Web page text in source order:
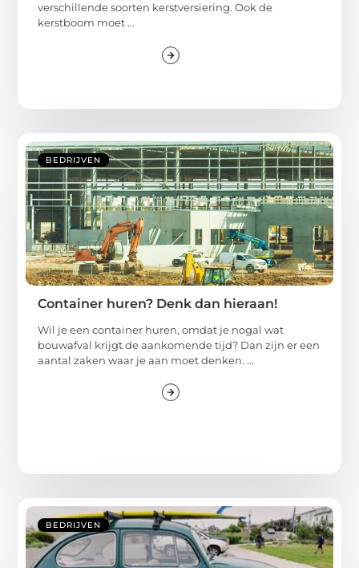
verschillende soorten kerstversiering. Ook de
kerstboom moet ...
BEDRIJVEN
Container huren? Denk dan hieraan!
Wil je een container huren, omdat je nogal wat
bouwafval krijgt de aankomende tijd? Dan zijn er een
aantal zaken waar je aan moet denken. ...
BEDRIJVEN